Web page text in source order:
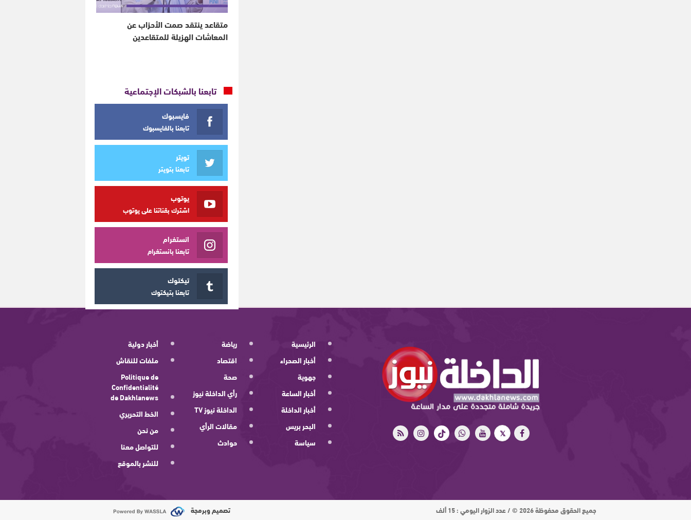
متقاعد ينتقد صمت الأحزاب عن
المعاشات الهزيلة للمتقاعدين
تابعنا بالشبكات الإجتماعية
فايسبوك
تابعنا بالفايسبوك
تويتر
تابعنا بتويتر
يوتوب
اشترك بقناتنا على يوتوب
انستغرام
تابعنا بانستغرام
تيكتوك
تابعنا بتيكتوك
الرئيسية
أخبار الصحراء
جهوية
أخبار الساعة
أخبار الداخلة
البحر بريس
سياسة
رياضة
اقتصاد
صحة
رأي الداخلة نيوز
الداخلة نيوز TV
مقالات الرأي
حوادث
أخبار دولية
ملفات للنقاش
Politique de
Confidentialité
de Dakhlanews
الخط التحريري
من نحن
للتواصل معنا
للنشر بالموقع
جميع الحقوق محفوظة 2026 © / عدد الزوار اليومي : 15 ألف تصميم وبرمجة